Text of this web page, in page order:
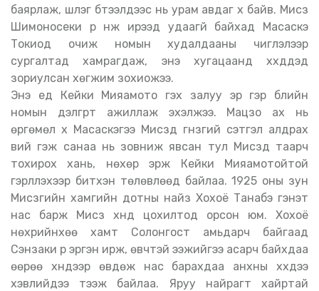
баярлаж, шүлэг бүтээлүүдээс нь урам авдаг хүү байв. Мисүзү
Шимоносеки рүү нүүж ирээд удаагүй байхад Масасүкэ
Токиод очиж номын худалдааны чиглэлээр
сургалтад хамрагдаж, энэ хугацаанд хүүхдүүдэд
зориулсан хөгжим зохиожээ.
Энэ үед Кейки Мияамото гэх залуу эр гэр бүлийн
номын дэлгүүрт ажиллаж эхэлжээ. Мацүзо ах нь
өргөмөл хүү Масасүкэгээ Мисүзүд гүнзгий сэтгэл алдрах
вий гэж санаа нь зовниж явсан тул Мисүзүд таарч
тохирох хань, нөхөр эрж Кейки Мияамотойтой
гэрлүүлэхээр битүүхэн төлөвлөөд байлаа. 1925 оны зун
Мисүзүгийн хамгийн дотны найз Хохоё Танабэ гэнэт
нас барж Мисүзү хүнд цохилтод орсон юм. Хохоё
нөхрийнхөө хамт Солонгост амьдарч байгаад
Сэнзаки рүү эргэн ирж, өвчтэй ээжийгээ асарч байхдаа
өөрөө хүндээр өвдөж нас барахдаа анхны хүүхдээ
хэвлийдээ тээж байлаа. Яруу найрагт хайртай